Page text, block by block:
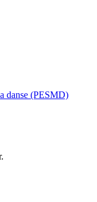
danse (PESMD)